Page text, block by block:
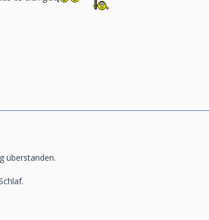
überstanden.